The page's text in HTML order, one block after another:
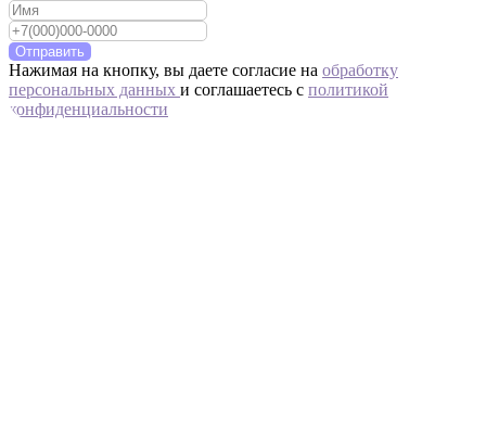
Отправить
Нажимая на кнопку, вы даете согласие на обработку
персональных данных и соглашаетесь c политикой
конфиденциальности